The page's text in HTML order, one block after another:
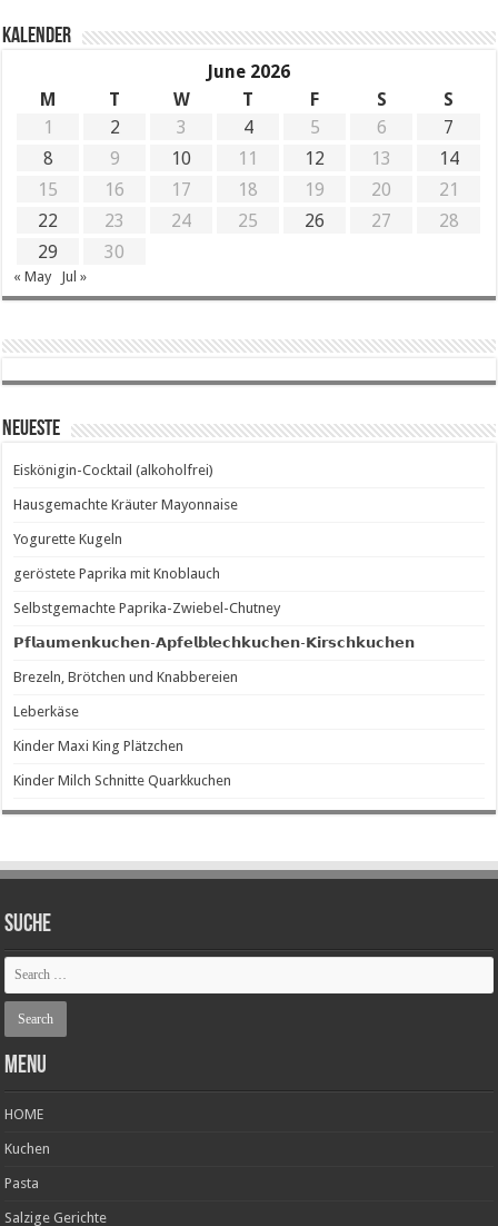
KALENDER
June 2026
M
T W T F S
S
1
2 3 4 5 6
7
8
9 10 11 12 13
14
15
16 17 18 19 20
21
22
23 24 25 26 27
28
29
30
« May Jul »
Neueste
Eiskönigin-Cocktail (alkoholfrei)
Hausgemachte Kräuter Mayonnaise
Yogurette Kugeln
geröstete Paprika mit Knoblauch
Selbstgemachte Paprika-Zwiebel-Chutney
𝗣𝗳𝗹𝗮𝘂𝗺𝗲𝗻𝗸𝘂𝗰𝗵𝗲𝗻-𝗔𝗽𝗳𝗲𝗹𝗯𝗹𝗲𝗰𝗵𝗸𝘂𝗰𝗵𝗲𝗻-𝗞𝗶𝗿𝘀𝗰𝗵𝗸𝘂𝗰𝗵𝗲𝗻
Brezeln, Brötchen und Knabbereien
Leberkäse
Kinder Maxi King Plätzchen
Kinder Milch Schnitte Quarkkuchen
SUCHE
Menu
HOME
Kuchen
Pasta
Salzige Gerichte